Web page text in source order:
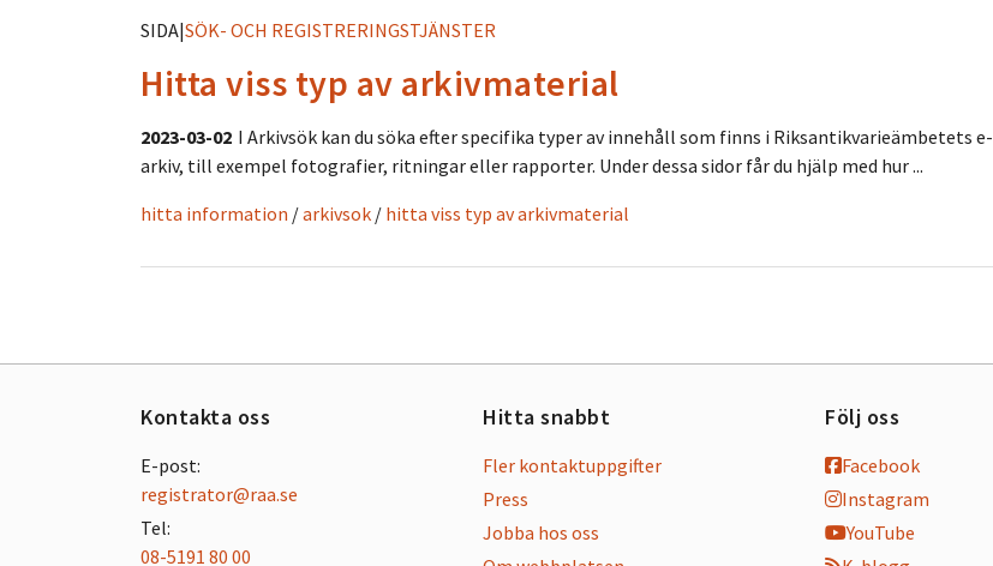
SIDA|SÖK- OCH REGISTRERINGSTJÄNSTER
Hitta viss typ av arkivmaterial
2023-03-02 I Arkivsök kan du söka efter specifika typer av innehåll som finns i Riksantikvarieämbetets e-
arkiv, till exempel fotografier, ritningar eller rapporter. Under dessa sidor får du hjälp med hur ...
hitta information /arkivsok / hitta viss typ av arkivmaterial
Kontakta oss
E-post:
registrator@raa.se
Tel:
08-5191 80 00
Hitta snabbt
Fler kontaktuppgifter
Press
Jobba hos oss
Följ oss
Facebook
Instagram
YouTube